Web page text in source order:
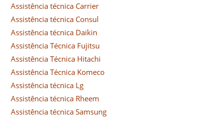
Assistência técnica Carrier
Assistência técnica Consul
Assistência técnica Daikin
Assistência Técnica Fujitsu
Assistência Técnica Hitachi
Assistência Técnica Komeco
Assistência técnica Lg
Assistência técnica Rheem
Assistência técnica Samsung